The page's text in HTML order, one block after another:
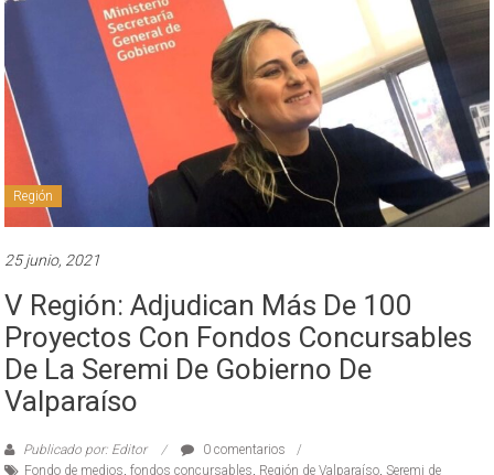
Región
25 junio, 2021
V Región: Adjudican Más De 100
Proyectos Con Fondos Concursables
De La Seremi De Gobierno De
Valparaíso
Publicado por: Editor
0 comentarios
Fondo de medios,fondos concursables, Región de Valparaíso,Seremi de